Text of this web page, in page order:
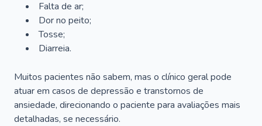
Falta de ar;
Dor no peito;
Tosse;
Diarreia.
Muitos pacientes não sabem, mas o clínico geral pode
atuar em casos de depressão e transtornos de
ansiedade, direcionando o paciente para avaliações mais
detalhadas, se necessário.